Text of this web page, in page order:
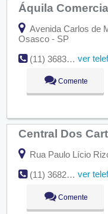
Áquila
Avenida Carlos de
Osasco - SP
(11) 3683-3203
ver
Comente
Central Dos
Rua Paulo Lício
(11) 3682-3121 ?
ver
Comente